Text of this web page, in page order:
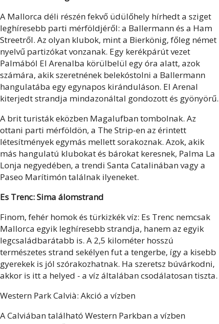
A Mallorca déli részén fekvő üdülőhely hírhedt a sziget
leghíresebb parti mérföldjéről: a Ballermann és a Ham
Streetről. Az olyan klubok, mint a Bierkönig, főleg német
nyelvű partizókat vonzanak. Egy kerékpárút vezet
Palmából El Arenalba körülbelül egy óra alatt, azok
számára, akik szeretnének belekóstolni a Ballermann
hangulatába egy egynapos kiránduláson. El Arenal
kiterjedt strandja mindazonáltal gondozott és gyönyörű.
A brit turisták eközben Magalufban tombolnak. Az
ottani parti mérföldön, a The Strip-en az érintett
létesítmények egymás mellett sorakoznak. Azok, akik
más hangulatú klubokat és bárokat keresnek, Palma La
Lonja negyedében, a trendi Santa Catalinában vagy a
Paseo Marítimón találnak ilyeneket.
Es Trenc: Sima álomstrand
Finom, fehér homok és türkizkék víz: Es Trenc nemcsak
Mallorca egyik leghíresebb strandja, hanem az egyik
legcsaládbarátabb is. A 2,5 kilométer hosszú
természetes strand sekélyen fut a tengerbe, így a kisebb
gyerekek is jól szórakozhatnak. Ha szeretsz búvárkodni,
akkor is itt a helyed - a víz általában csodálatosan tiszta.
Western Park Calvià: Akció a vízben
A Calviában található Western Parkban a vízben